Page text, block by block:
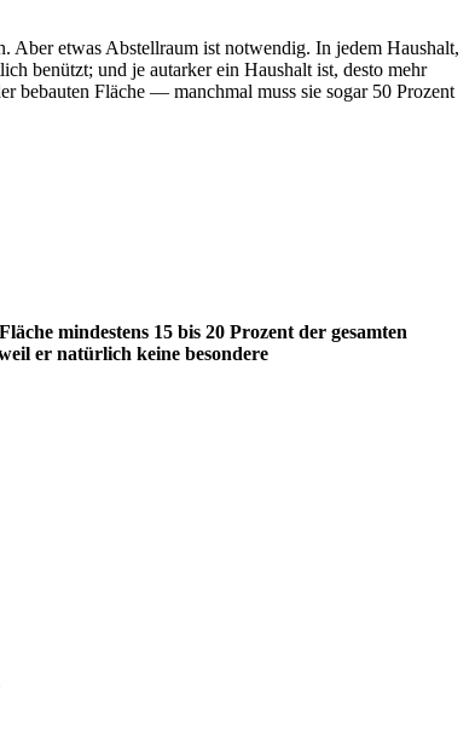
Aber etwas Abstellraum ist notwendig. In jedem Haushalt,
benützt; und je autarker ein Haushalt ist, desto mehr
bebauten Fläche — manchmal muss sie sogar 50 Prozent
mindestens 15 bis 20 Prozent der gesamten
er natürlich keine besondere